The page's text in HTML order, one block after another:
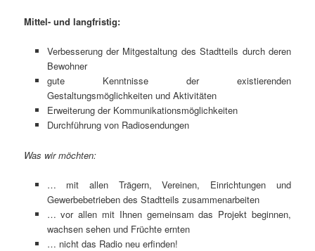
Mittel- und langfristig:
Verbesserung der Mitgestaltung des Stadtteils durch deren
Bewohner
gute Kenntnisse der existierenden
Gestaltungsmöglichkeiten und Aktivitäten
Erweiterung der Kommunikationsmöglichkeiten
Durchführung von Radiosendungen
Was wir möchten:
… mit allen Trägern, Vereinen, Einrichtungen und
Gewerbebetrieben des Stadtteils zusammenarbeiten
… vor allen mit Ihnen gemeinsam das Projekt beginnen,
wachsen sehen und Früchte ernten
… nicht das Radio neu erfinden!